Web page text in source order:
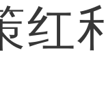
利